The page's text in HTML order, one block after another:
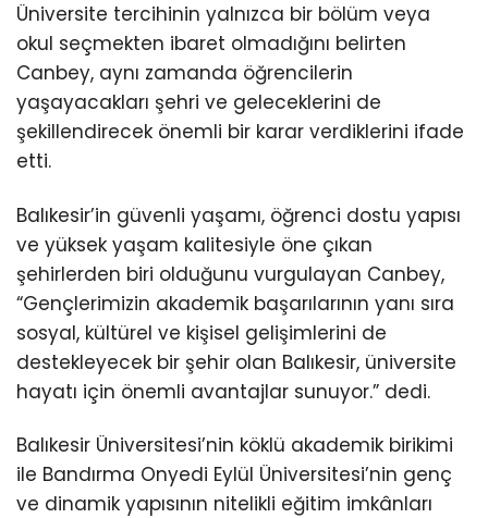
Üniversite tercihinin yalnızca bir bölüm veya
okul seçmekten ibaret olmadığını belirten
Canbey, aynı zamanda öğrencilerin
yaşayacakları şehri ve geleceklerini de
şekillendirecek önemli bir karar verdiklerini ifade
etti.
Balıkesir’in güvenli yaşamı, öğrenci dostu yapısı
ve yüksek yaşam kalitesiyle öne çıkan
şehirlerden biri olduğunu vurgulayan Canbey,
“Gençlerimizin akademik başarılarının yanı sıra
sosyal, kültürel ve kişisel gelişimlerini de
destekleyecek bir şehir olan Balıkesir, üniversite
hayatı için önemli avantajlar sunuyor.” dedi.
Balıkesir Üniversitesi’nin köklü akademik birikimi
ile Bandırma Onyedi Eylül Üniversitesi’nin genç
ve dinamik yapısının nitelikli eğitim imkânları